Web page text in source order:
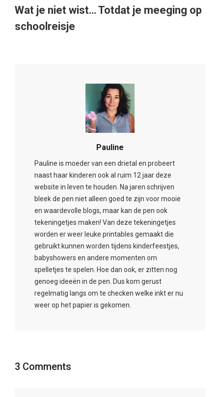
Wat je niet wist… Totdat je meeging op
schoolreisje
Pauline
Pauline is moeder van een drietal en probeert
naast haar kinderen ook al ruim 12 jaar deze
website in leven te houden. Na jaren schrijven
bleek de pen niet alleen goed te zijn voor mooie
en waardevolle blogs, maar kan de pen ook
tekeningetjes maken! Van deze tekeningetjes
worden er weer leuke printables gemaakt die
gebruikt kunnen worden tijdens kinderfeestjes,
babyshowers en andere momenten om
spelletjes te spelen. Hoe dan ook, er zitten nog
genoeg ideeën in de pen. Dus kom gerust
regelmatig langs om te checken welke inkt er nu
weer op het papier is gekomen.
3 Comments